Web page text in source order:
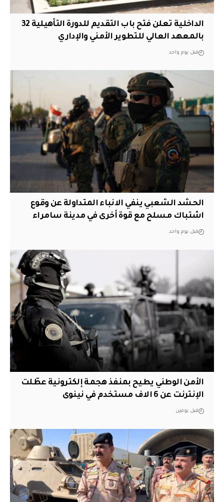
الداخلية تعلن فتح باب التقديم للدورة التأهيلية 32
بالمعهد العالي للتطوير الأمني والإداري
قبل يوم واحد
الحشد الشعبي ينفي الانباء المتداولة عن وقوع
اشتباك مسلح مع قوة أخرى في مدينة سامراء
قبل يوم واحد
الأمن الوطني يطيح بمنفذ هجمة إلكترونية عطّلت
الإنترنت عن 6 الاف مستخدم في نينوى
قبل يومين